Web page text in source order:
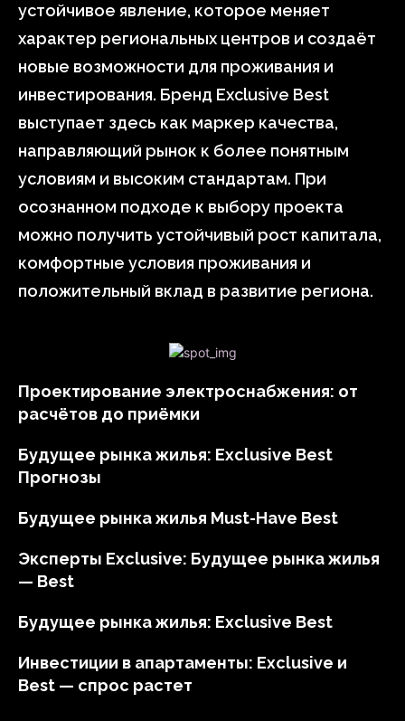
устойчивое явление, которое меняет
характер региональных центров и создаёт
новые возможности для проживания и
инвестирования. Бренд Exclusive Best
выступает здесь как маркер качества,
направляющий рынок к более понятным
условиям и высоким стандартам. При
осознанном подходе к выбору проекта
можно получить устойчивый рост капитала,
комфортные условия проживания и
положительный вклад в развитие региона.
Проектирование электроснабжения: от
расчётов до приёмки
Будущее рынка жилья: Exclusive Best
Прогнозы
Будущее рынка жилья Must-Have Best
Эксперты Exclusive: Будущее рынка жилья
— Best
Будущее рынка жилья: Exclusive Best
Инвестиции в апартаменты: Exclusive и
Best — спрос растет